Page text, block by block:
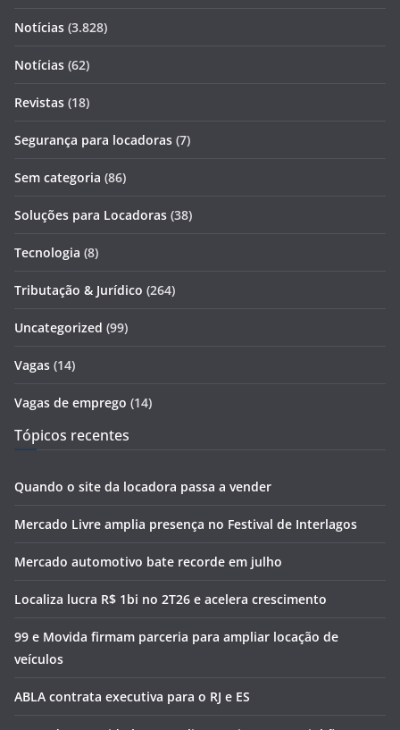
Notícias (3.828)
Notícias (62)
Revistas (18)
Segurança para locadoras (7)
Sem categoria (86)
Soluções para Locadoras (38)
Tecnologia (8)
Tributação & Jurídico (264)
Uncategorized (99)
Vagas (14)
Vagas de emprego (14)
Tópicos recentes
Quando o site da locadora passa a vender
Mercado Livre amplia presença no Festival de Interlagos
Mercado automotivo bate recorde em julho
Localiza lucra R$ 1bi no 2T26 e acelera crescimento
99 e Movida firmam parceria para ampliar locação de
veículos
ABLA contrata executiva para o RJ e ES